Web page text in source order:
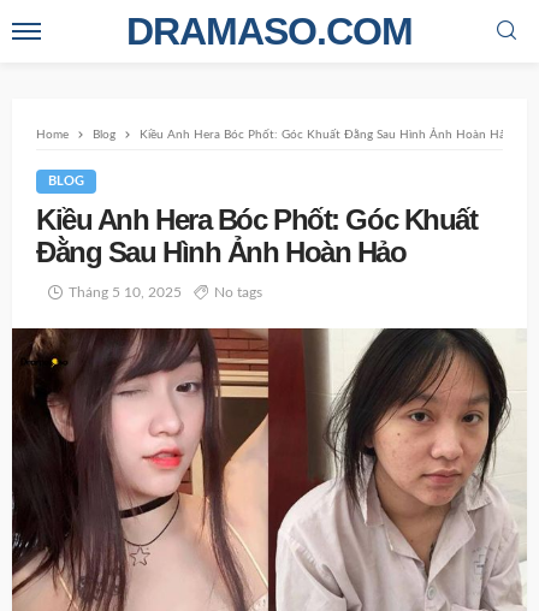
DRAMASO.COM
Home Blog Kiều Anh Hera Bóc Phốt: Góc Khuất Đằng Sau Hình Ảnh Hoàn Hảo
BLOG
Kiều Anh Hera Bóc Phốt: Góc Khuất
Đằng Sau Hình Ảnh Hoàn Hảo
Tháng 5 10, 2025 No tags